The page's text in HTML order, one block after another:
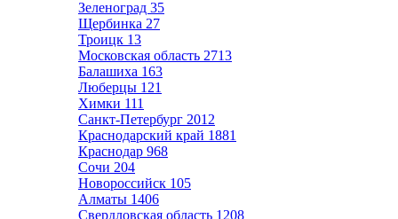
Зеленоград 35
Щербинка 27
Троицк 13
Московская область 2713
Балашиха 163
Люберцы 121
Химки 111
Санкт-Петербург 2012
Краснодарский край 1881
Краснодар 968
Сочи 204
Новороссийск 105
Алматы 1406
Свердловская область 1208